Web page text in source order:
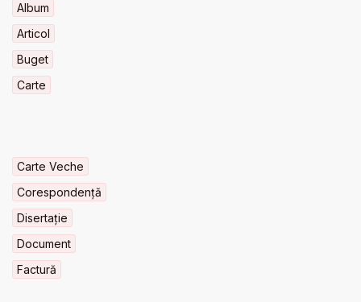
Album
Articol
Buget
Carte
Carte Veche
Corespondență
Disertație
Document
Factură